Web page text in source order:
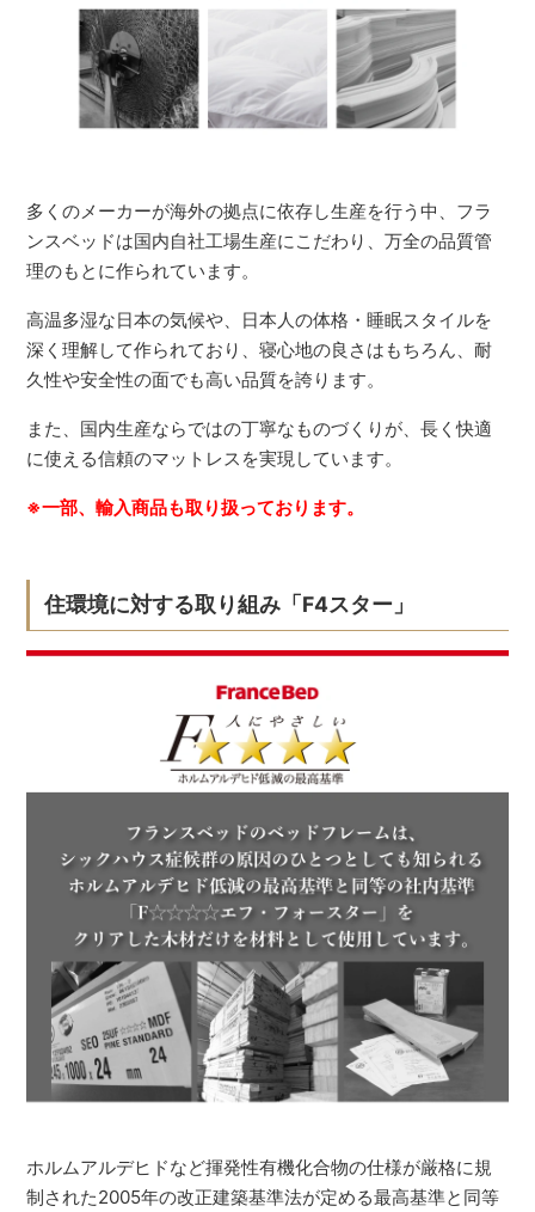
多くのメーカーが海外の拠点に依存し生産を行う中、フラ
ンスベッドは国内自社工場生産にこだわり、万全の品質管
理のもとに作られています。
高温多湿な日本の気候や、日本人の体格・睡眠スタイルを
深く理解して作られており、寝心地の良さはもちろん、耐
久性や安全性の面でも高い品質を誇ります。
また、国内生産ならではの丁寧なものづくりが、長く快適
に使える信頼のマットレスを実現しています。
※一部、輸入商品も取り扱っております。
住環境に対する取り組み「F4スター」
ホルムアルデヒドなど揮発性有機化合物の仕様が厳格に規
制された2005年の改正建築基準法が定める最高基準と同等